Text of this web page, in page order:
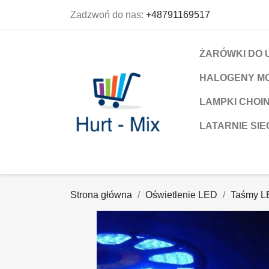
Zadzwoń do nas: +48791169517
ŻARÓWKI DO
HALOGENY
LAMPKI
LATARNIE
Strona główna Oświetlenie LED Taśmy